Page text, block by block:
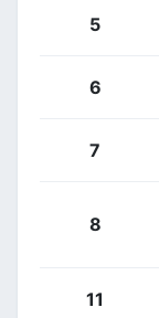
5
6
7
8
11